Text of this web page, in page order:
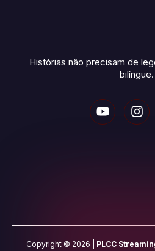
Histórias não precisam de
bilíngue.
Copyright © 2026 | PLCC